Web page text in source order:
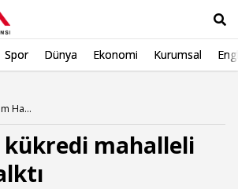
Spor Dünya Ekonomi Kurumsal
Gündem Haberleri
mahalleli